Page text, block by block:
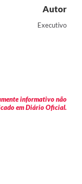
Autor
Executivo
informativo não
em Diário Oficial.